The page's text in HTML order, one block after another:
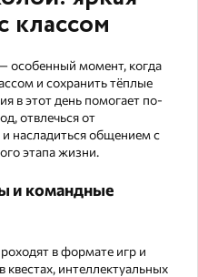
классом
особенный момент, когда
и сохранить тёплые
в этот день помогает по-
отвлечься от
насладиться общением с
этапа жизни.
и командные
в формате игр и
интеллектуальных